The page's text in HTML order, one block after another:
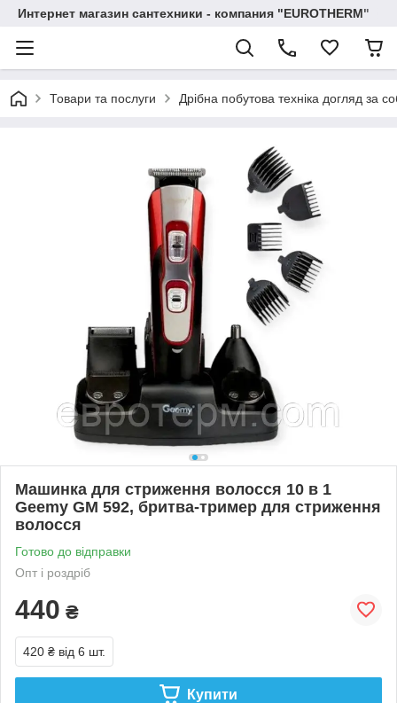
Интернет магазин сантехники - компания "EUROTHERM"
Товари та послуги Дрібна побутова техніка догляд за
Машинка для стриження волосся 10 в 1
Geemy GM 592, бритва-тример для стриження
волосся
Готово до відправки
Опт і роздріб
440 ₴
420 ₴ від 6 шт.
Купити